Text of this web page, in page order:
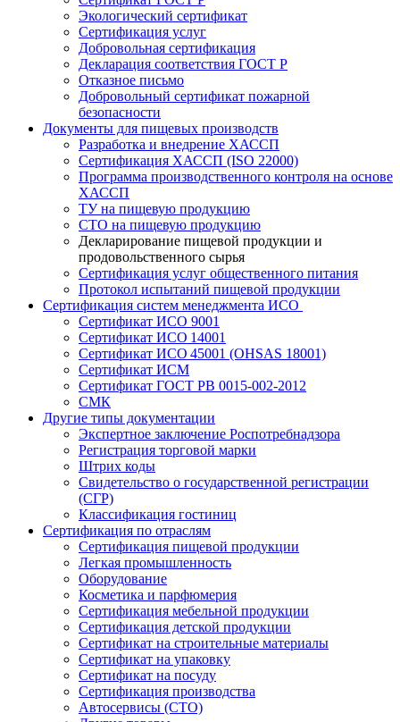
Экологический сертификат
Сертификация услуг
Добровольная сертификация
Декларация соответствия ГОСТ Р
Отказное письмо
Добровольный сертификат пожарной
безопасности
Документы для пищевых производств
Разработка и внедрение ХАССП
Сертификация ХАССП (ISO 22000)
Программа производственного контроля на основе
ХАССП
ТУ на пищевую продукцию
СТО на пищевую продукцию
Декларирование пищевой продукции и
продовольственного сырья
Сертификация услуг общественного питания
Протокол испытаний пищевой продукции
Сертификация систем менеджмента ИСО
Сертификат ИСО 9001
Сертификат ИСО 14001
Сертификат ИСО 45001 (OHSAS 18001)
Сертификат ИСМ
Сертификат ГОСТ РВ 0015-002-2012
СМК
Другие типы документации
Экспертное заключение Роспотребнадзора
Регистрация торговой марки
Штрих коды
Свидетельство о государственной регистрации
(СГР)
Классификация гостиниц
Сертификация по отраслям
Сертификация пищевой продукции
Легкая промышленность
Оборудование
Косметика и парфюмерия
Сертификация мебельной продукции
Сертификация детской продукции
Сертификат на строительные материалы
Сертификат на упаковку
Сертификат на посуду
Сертификация производства
Автосервисы (СТО)